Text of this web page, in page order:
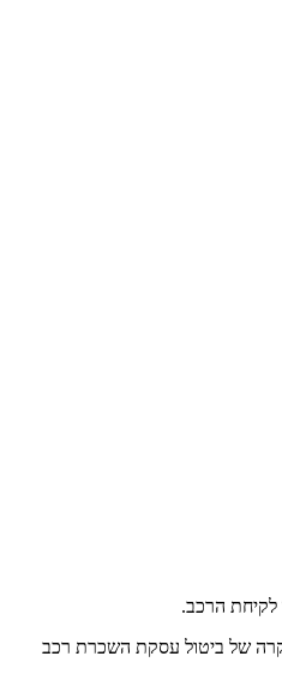
לקיחת הרכב.
של ביטול עסקת השכרת רכב